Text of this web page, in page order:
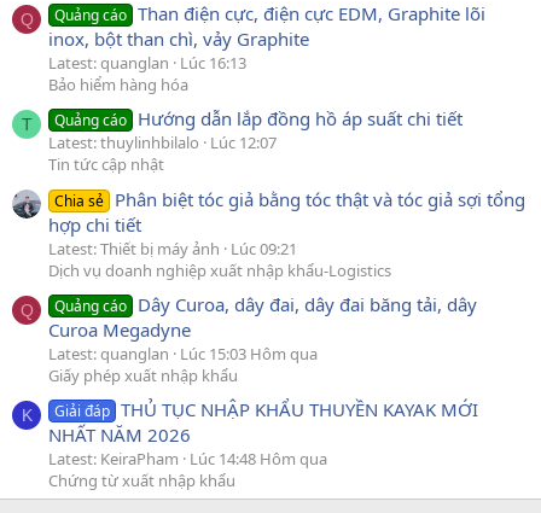
Q Quảng cáo Than điện cực, điện cực EDM, Graphite lõi
inox, bột than chì, vảy Graphite
Latest: quanglan
Lúc 16:13
Bảo hiểm hàng hóa
T Quảng cáo Hướng dẫn lắp đồng hồ áp suất chi tiết
Latest: thuylinhbilalo
Lúc 12:07
Tin tức cập nhật
Chia sẻ Phân biệt tóc giả bằng tóc thật và tóc giả sợi tổng
hợp chi tiết
Latest: Thiết bị máy ảnh
Lúc 09:21
Dịch vụ doanh nghiệp xuất nhập khẩu-Logistics
Q Quảng cáo Dây Curoa, dây đai, dây đai băng tải, dây
Curoa Megadyne
Latest: quanglan
Lúc 15:03 Hôm qua
Giấy phép xuất nhập khẩu
K Giải đáp THỦ TỤC NHẬP KHẨU THUYỀN KAYAK MỚI
NHẤT NĂM 2026
Latest: KeiraPham
Lúc 14:48 Hôm qua
Chứng từ xuất nhập khẩu